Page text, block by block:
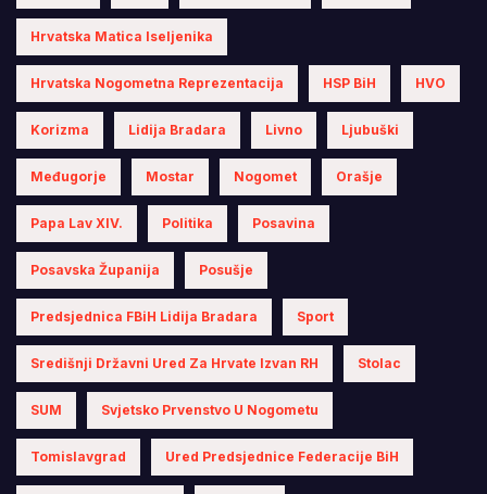
Hrvatska Matica Iseljenika
Hrvatska Nogometna Reprezentacija HSP BiH HVO
Korizma Lidija Bradara Livno Ljubuški
Međugorje Mostar Nogomet Orašje
Papa Lav XIV. Politika Posavina
Posavska Županija Posušje
Predsjednica FBiH Lidija Bradara Sport
Središnji Državni Ured Za Hrvate Izvan RH Stolac
SUM Svjetsko Prvenstvo U Nogometu
Tomislavgrad Ured Predsjednice Federacije BiH